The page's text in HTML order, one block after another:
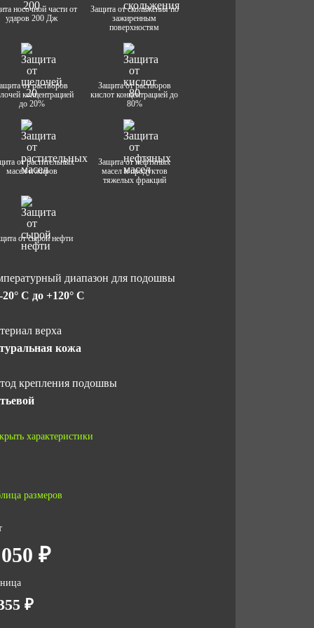
носочной части от
ударов 200 Дж
Защита от скольжения по
зажиренным
поверхностям
от растворов
концентрацией
до 20%
Защита от растворов
кислот концентрацией до
80%
от растительных
масел и жиров
Защита от нефтяных
масел и продуктов
тяжелых фракций
от сырой нефти
диапазон для подошвы
20° C до +120° C
верха
кожа
крепления подошвы
019/2011
характеристики
размеров
₽
₽